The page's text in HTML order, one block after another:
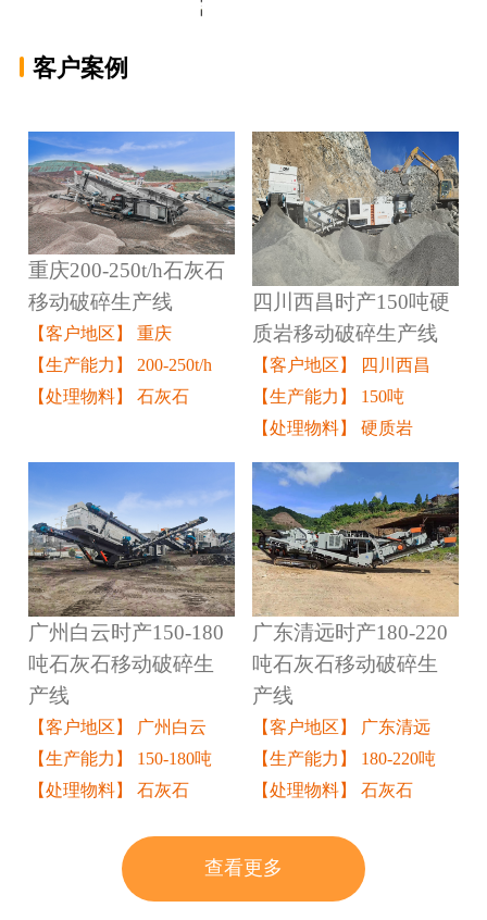
客户案例
重庆200-250t/h石灰石
移动破碎生产线
【客户地区】 重庆
【生产能力】 200-250t/h
【处理物料】 石灰石
四川西昌时产150吨硬
质岩移动破碎生产线
【客户地区】 四川西昌
【生产能力】 150吨
【处理物料】 硬质岩
广州白云时产150-180
吨石灰石移动破碎生
产线
【客户地区】 广州白云
【生产能力】 150-180吨
【处理物料】 石灰石
广东清远时产180-220
吨石灰石移动破碎生
产线
【客户地区】 广东清远
【生产能力】 180-220吨
【处理物料】 石灰石
查看更多